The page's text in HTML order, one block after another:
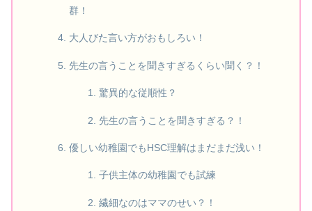
群！
大人びた言い方がおもしろい！
先生の言うことを聞きすぎるくらい聞く？！
驚異的な従順性？
先生の言うことを聞きすぎる？！
優しい幼稚園でもHSC理解はまだまだ浅い！
子供主体の幼稚園でも試練
繊細なのはママのせい？！